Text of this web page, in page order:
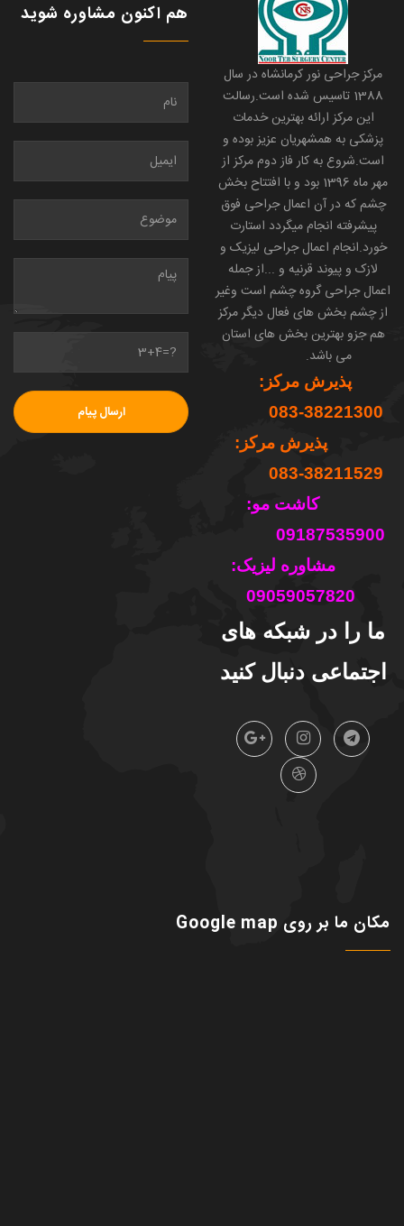
مرکز جراحی نور کرمانشاه در سال
1388 تاسیس شده است.رسالت
این مرکز ارائه بهترین خدمات
پزشکی به همشهریان عزیز بوده و
است.شروع به کار فاز دوم مرکز از
مهر ماه 1396 بود و با افتتاح بخش
چشم که در آن اعمال جراحی فوق
پیشرفته انجام میگردد استارت
خورد.انجام اعمال جراحی لیزیک و
لازک و پیوند قرنیه و ...از جمله
اعمال جراحی گروه چشم است وغیر
از چشم بخش های فعال دیگر مرکز
هم جزو بهترین بخش های استان
می باشد.
پذیرش مرکز:
پذیرش مرکز:
38211529-083
کاشت مو:
مشاوره لیزیک:
ما را در شبکه های
اجتماعی دنبال کنید
هم اکنون مشاوره شوید
مکان ما بر روی Google map